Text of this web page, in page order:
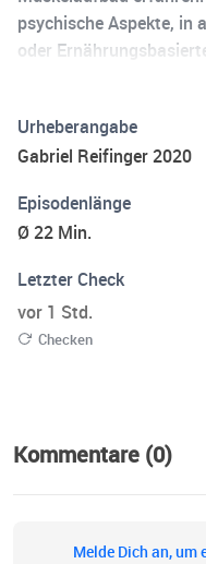
psychische Aspekte, in
oder
Urheberangabe
Gabriel Reifinger 2020
Episodenlänge
Ø 22 Min.
Letzter Check
vor 1 Std.
Checken
Kommentare (0)
Melde Dich an, um